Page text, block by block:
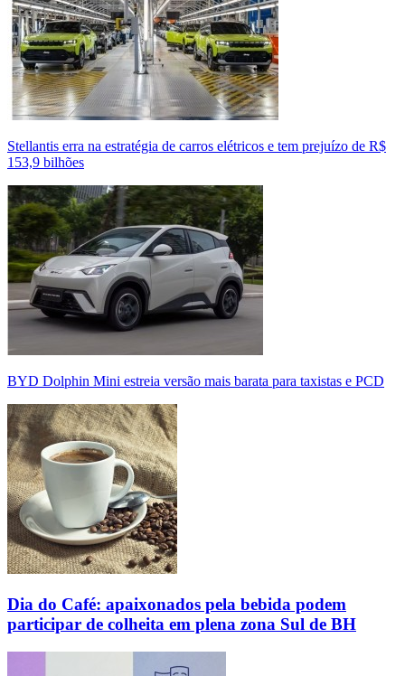
Stellantis erra na estratégia de carros elétricos e tem prejuízo de R$
153,9 bilhões
BYD Dolphin Mini estreia versão mais barata para taxistas e PCD
Dia do Café: apaixonados pela bebida podem
participar de colheita em plena zona Sul de BH